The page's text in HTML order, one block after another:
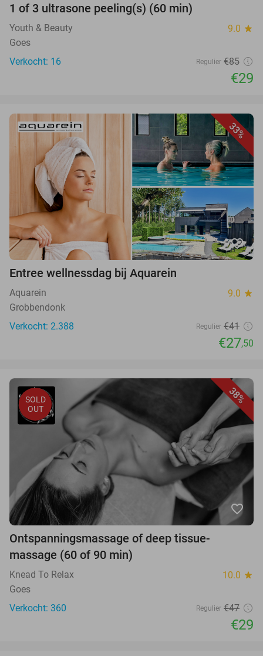
1 of 3 ultrasone peeling(s) (60 min)
Youth & Beauty 9.0 star
Goes
Verkocht: 16
Regulier €85
€29
33%
favorite_border
Entree wellnessdag bij Aquarein
Aquarein 9.0 star
Grobbendonk
Verkocht: 2.388
Regulier €41
€27,50
38%
SOLD
OUT
favorite_border
Ontspanningsmassage of deep tissue-
massage (60 of 90 min)
Knead To Relax 10.0 star
Goes
Verkocht: 360
Regulier €47
€29